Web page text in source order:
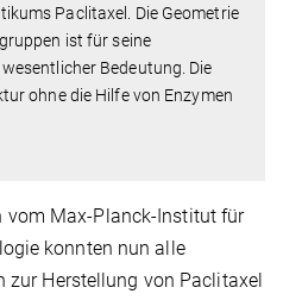
Paclitaxel. Die Geometrie
ist für seine
Bedeutung. Die
ohne die Hilfe von Enzymen
vom Max-Planck-Institut für
konnten nun alle
zur Herstellung von Paclitaxel